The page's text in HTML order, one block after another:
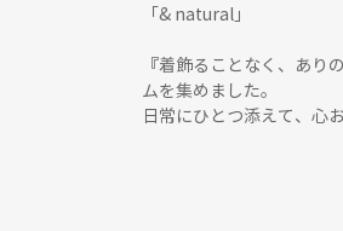
「& natural」
『着飾ることなく、あり
ムを集めました。
日常にひとつ添えて、心